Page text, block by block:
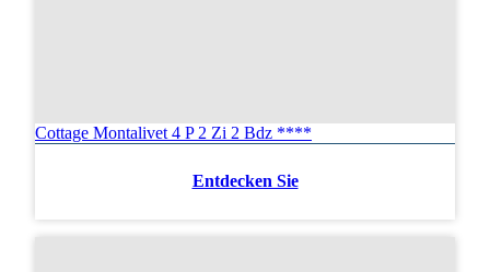
Cottage Montalivet 4 P 2 Zi 2 Bdz ****
Entdecken Sie